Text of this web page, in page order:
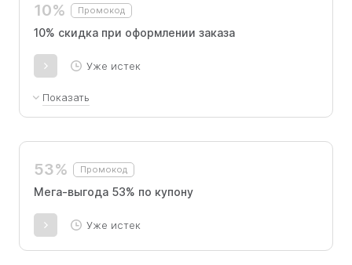
10% Промокод
10% скидка при оформлении заказа
Уже истек
Показать
курс, которая суммируется с акциями сайта.
53% Промокод
Мега-выгода 53% по купону
Уже истек